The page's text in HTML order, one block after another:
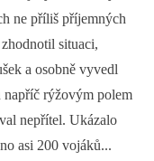
ne příliš příjemných
situaci,
a osobně vyvedl
napříč rýžovým polem
nepřítel. Ukázalo
asi 200 vojáků...